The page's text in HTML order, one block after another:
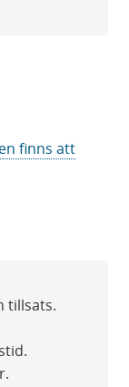
finns att
tillsats.